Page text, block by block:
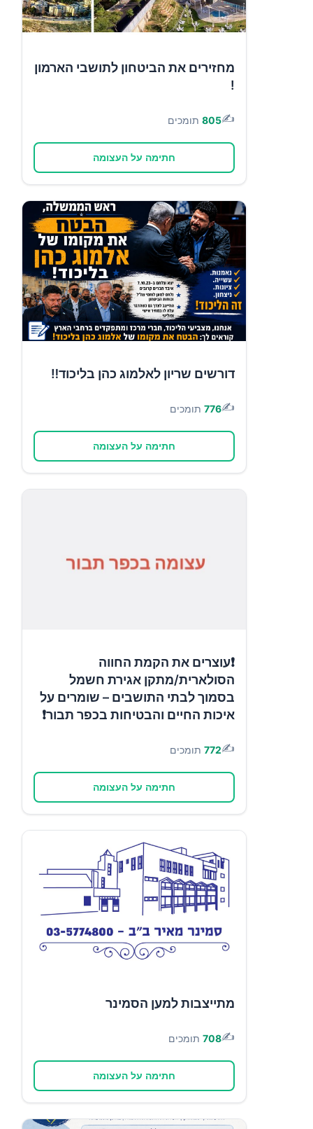
מחזירים את הביטחון לתושבי הארמון
!
✍️
805 תומכים
חתימה על העצומה
דורשים שריון לאלמוג כהן בליכוד‼️
✍️
776 תומכים
חתימה על העצומה
❗עוצרים את הקמת החווה
הסולארית/מתקן אגירת חשמל
בסמוך לבתי התושבים – שומרים על
איכות החיים והבטיחות בכפר תבור❗
✍️
772 תומכים
חתימה על העצומה
מתייצבות למען הסמינר
✍️
708 תומכים
חתימה על העצומה